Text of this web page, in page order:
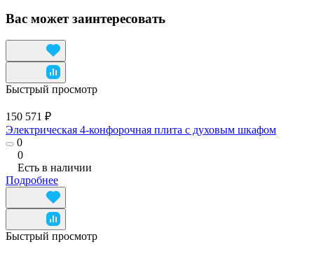
Вас может заинтересовать
Быстрый просмотр
150 571 ₽
Электрическая 4-конфорочная плита с духовым шкафом
0
0
Есть в наличии
Подробнее
Быстрый просмотр